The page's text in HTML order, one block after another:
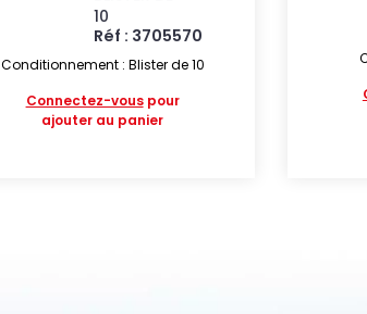
10
Réf : 3705570
Conditionnement : Blister de 10
Connectez-vouspour
ajouter au panier